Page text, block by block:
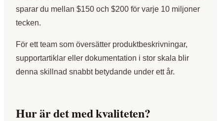
sparar du mellan $150 och $200 för varje 10 miljoner
tecken.
För ett team som översätter produktbeskrivningar,
supportartiklar eller dokumentation i stor skala blir
denna skillnad snabbt betydande under ett år.
Hur är det med kvaliteten?